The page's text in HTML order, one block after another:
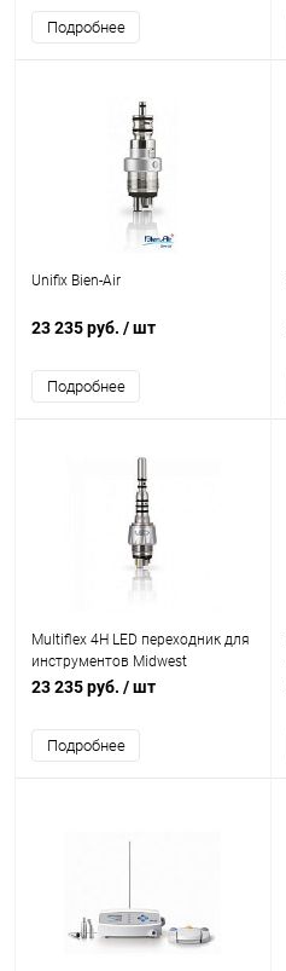
Подробнее
Unifix Bien-Air
23 235 руб. / шт
Подробнее
Multiflex 4H LED переходник для
инструментов Midwest
23 235 руб. / шт
Подробнее